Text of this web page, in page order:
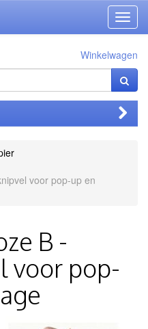
Winkelwagen
voor pop-up en
B -
voor pop-